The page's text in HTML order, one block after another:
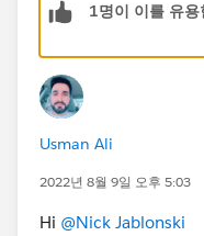
"AL", "Yes",
"IL", "Yes",
...
"No")
1명이 이를 유
Usman Ali
2022년 8월 9일 오후 5:03
Hi @Nick Jablonski